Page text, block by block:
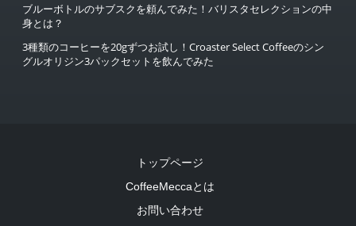
ブルーボトルのサブスクを頼んでみた！バリスタセレクションの中
身とは？
3種類のコーヒーを20gずつお試し！Croaster Select Coffeeのシン
グルオリジン3パックセットを飲んでみた
トップページ
CoffeeMeccaとは
お問い合わせ